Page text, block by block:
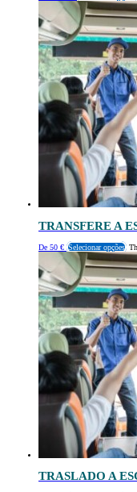
TRANSFERE A
De 50 € Selecionar opções
TRASLADO A